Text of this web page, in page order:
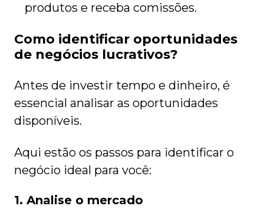
produtos e receba comissões.
Como identificar oportunidades
de negócios lucrativos?
Antes de investir tempo e dinheiro, é
essencial analisar as oportunidades
disponíveis.
Aqui estão os passos para identificar o
negócio ideal para você:
1. Analise o mercado